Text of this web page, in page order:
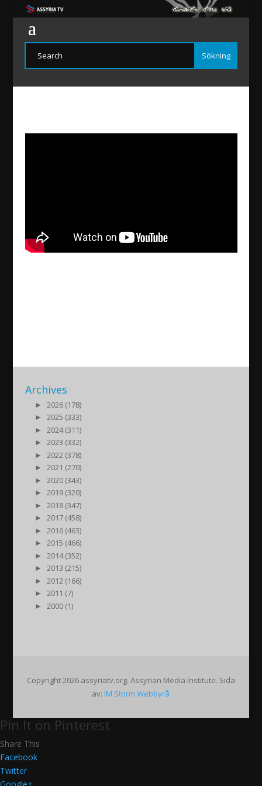
Archives
►
2026 (178)
►
2025 (333)
►
2024 (311)
►
2023 (332)
►
2022 (378)
►
2021 (270)
►
2020 (343)
►
2019 (320)
►
2018 (347)
►
2017 (458)
►
2016 (463)
►
2015 (466)
►
2014 (352)
►
2013 (215)
►
2012 (166)
►
2011 (7)
►
2000 (1)
Copyright 2026 assyriatv.org. Assyrian Media Institute. Sida
av: IM Storm Webbyrå
Pin It on Pinterest
Share This
Facebook
Twitter